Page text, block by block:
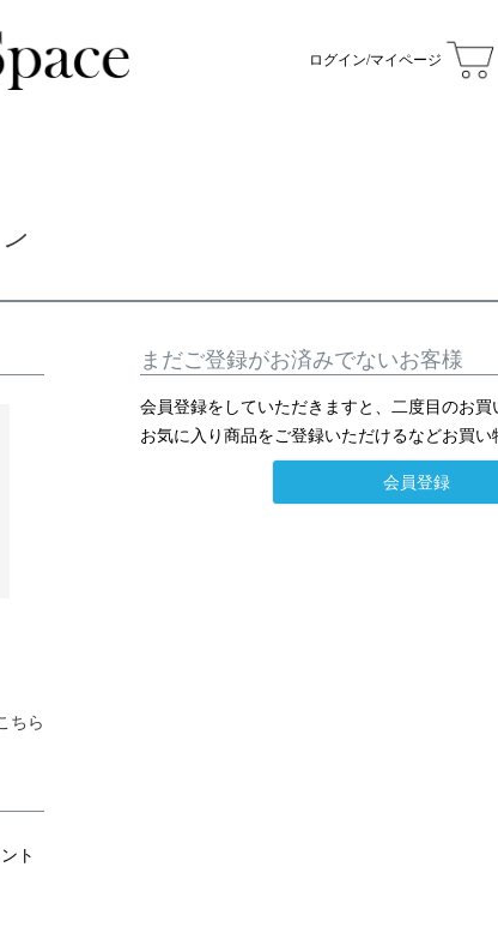
ログイン/マイページ
ちら
ト
まだご登録がお済みでないお客様
会員登録をしていただきますと、二度目のお買
お気に入り商品をご登録いただけるなどお買い
会員登録